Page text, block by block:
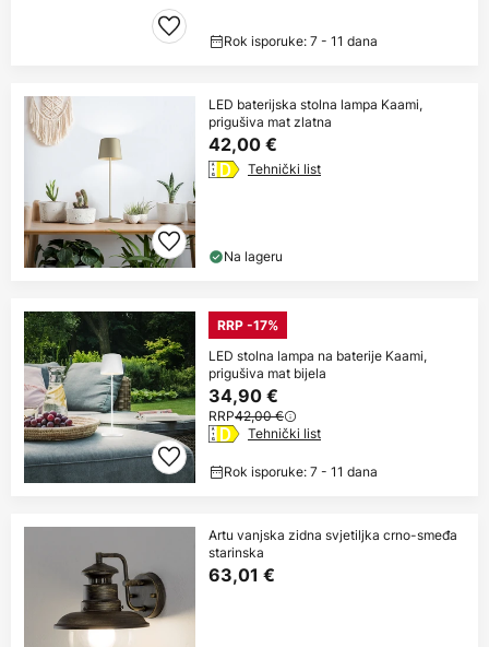
Rok isporuke: 7 - 11 dana
LED baterijska stolna lampa Kaami,
prigušiva mat zlatna
42,00 €
Tehnički list
Na lageru
RRP -17%
LED stolna lampa na baterije Kaami,
prigušiva mat bijela
34,90 €
RRP42,00 €
Tehnički list
Rok isporuke: 7 - 11 dana
Artu vanjska zidna svjetiljka crno-smeđa
starinska
63,01 €